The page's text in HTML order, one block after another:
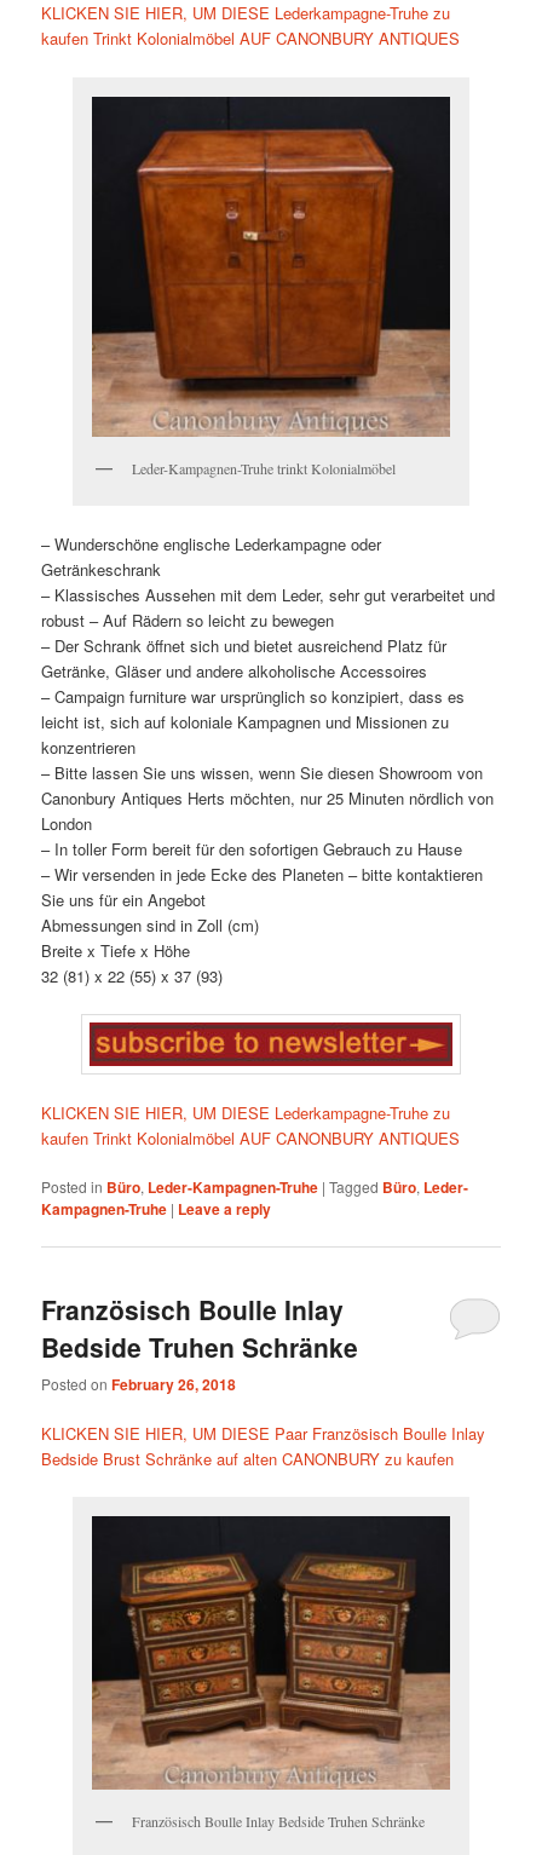
KLICKEN SIE HIER, UM DIESE Lederkampagne-Truhe zu
kaufen Trinkt Kolonialmöbel AUF CANONBURY ANTIQUES
Leder-Kampagnen-Truhe trinkt Kolonialmöbel
– Wunderschöne englische Lederkampagne oder
Getränkeschrank
– Klassisches Aussehen mit dem Leder, sehr gut verarbeitet und
robust – Auf Rädern so leicht zu bewegen
– Der Schrank öffnet sich und bietet ausreichend Platz für
Getränke, Gläser und andere alkoholische Accessoires
– Campaign furniture war ursprünglich so konzipiert, dass es
leicht ist, sich auf koloniale Kampagnen und Missionen zu
konzentrieren
– Bitte lassen Sie uns wissen, wenn Sie diesen Showroom von
Canonbury Antiques Herts möchten, nur 25 Minuten nördlich von
London
– In toller Form bereit für den sofortigen Gebrauch zu Hause
– Wir versenden in jede Ecke des Planeten – bitte kontaktieren
Sie uns für ein Angebot
Abmessungen sind in Zoll (cm)
Breite x Tiefe x Höhe
32 (81) x 22 (55) x 37 (93)
KLICKEN SIE HIER, UM DIESE Lederkampagne-Truhe zu
kaufen Trinkt Kolonialmöbel AUF CANONBURY ANTIQUES
Posted in Büro, Leder-Kampagnen-Truhe |Tagged Büro, Leder-
Kampagnen-Truhe | Leave a reply
Französisch Boulle Inlay
Bedside Truhen Schränke
Posted onFebruary 26, 2018
KLICKEN SIE HIER, UM DIESE Paar Französisch Boulle Inlay
Bedside Brust Schränke auf alten CANONBURY zu kaufen
Französisch Boulle Inlay Bedside Truhen Schränke